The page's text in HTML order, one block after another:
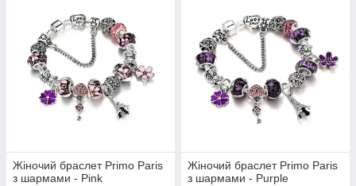
Жіночий браслет Primo Paris
з шармами - Pink
Жіночий браслет Primo Paris
з шармами - Purple